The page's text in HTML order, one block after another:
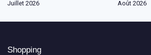
Juillet 2026
Août 2026
Shopping